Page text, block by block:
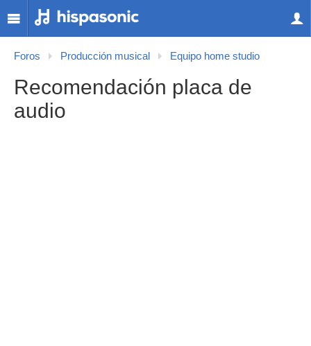
Foros Producción musical Equipo home studio
Recomendación placa de
audio